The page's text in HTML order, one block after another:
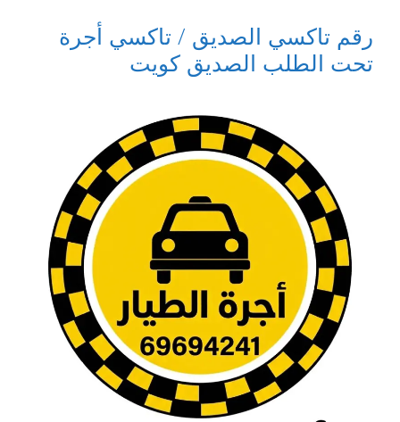
رقم تاكسي الصديق / تاكسي أجرة
تحت الطلب الصديق كويت